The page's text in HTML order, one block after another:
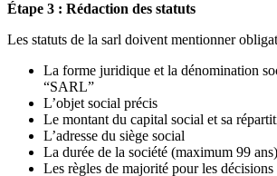
Étape 3 : Rédaction des statuts
Les statuts de la sarl doivent mentionner
La forme juridique et la dénomination
“SARL”
L’objet social précis
Le montant du capital social et sa
L’adresse du siège social
La durée de la société (maximum 99 ans)
Les règles de majorité pour les décisions